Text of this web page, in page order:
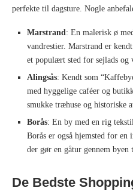
perfekte til dagsture. Nogle
Marstrand : En malerisk ø
vandrestier. Marstrand er
et populært sted for sejlads og
Alingsås: Kendt som
med hyggelige caféer og
smukke træhuse og historiske
Borås: En by med en rig
Borås er også hjemsted for en
der gør en gåtur gennem byen
De Bedste